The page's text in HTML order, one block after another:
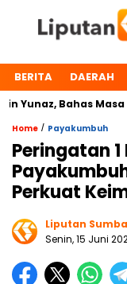
BERITA DAERAH
Bahas Masa
Home / Payakumbuh
Peringatan
Perkuat
Liputan
Senin, 15 Juni